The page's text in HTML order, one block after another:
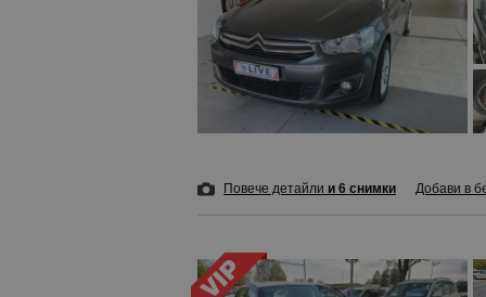
Повече детайли и 6 снимки Добави в